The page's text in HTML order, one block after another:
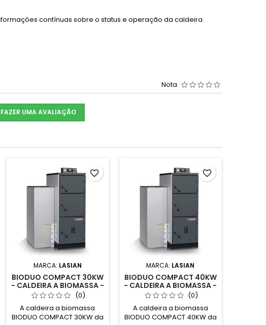
contínuas sobre o status e operação da caldeira.
Nota
UMA AVALIAÇÃO
MARCA: LASIAN
BIODUO COMPACT 30KW
- CALDEIRA A BIOMASSA -
LASIAN (0)
A caldeira a biomassa
BIODUO COMPACT 30KW da
favorite_border
MARCA: LASIAN
BIODUO COMPACT 40KW
- CALDEIRA A BIOMASSA -
LASIAN (0)
A caldeira a biomassa
BIODUO COMPACT 40KW da
favorite_border